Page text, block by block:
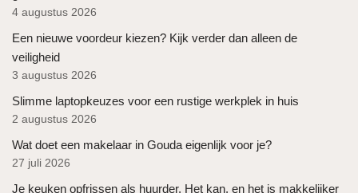
4 augustus 2026
Een nieuwe voordeur kiezen? Kijk verder dan alleen de
veiligheid
3 augustus 2026
Slimme laptopkeuzes voor een rustige werkplek in huis
2 augustus 2026
Wat doet een makelaar in Gouda eigenlijk voor je?
27 juli 2026
Je keuken opfrissen als huurder. Het kan, en het is makkelijker